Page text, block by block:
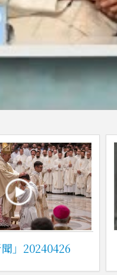
」20240426